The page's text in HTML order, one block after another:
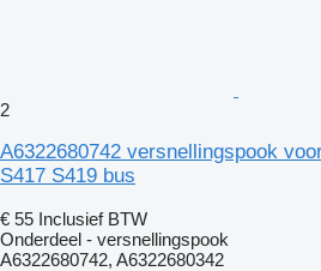
2
A6322680742 versnellingspook
S417 S419 bus
€ 55 Inclusief BTW
Onderdeel - versnellingspook
A6322680742, A6322680342